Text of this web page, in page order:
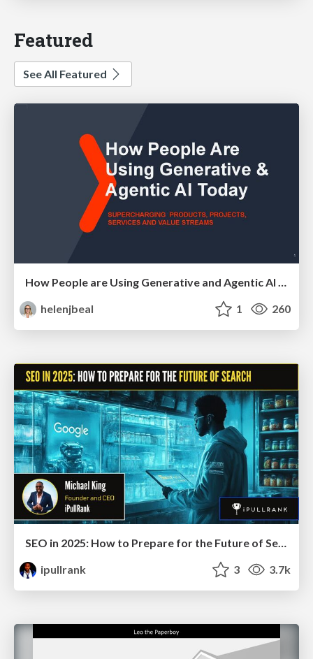
Featured
See All Featured
How People are Using Generative and Agentic AI to Supercharge Their Products, Projects, Services and Value Streams Today
helenjbeal
1 260
SEO in 2025: How to Prepare for the Future of Search
ipullrank
3 3.7k